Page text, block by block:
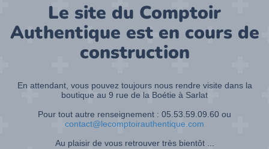
Le site du Comptoir
Authentique est en cours de
construction
En attendant, vous pouvez toujours nous rendre visite dans la
boutique au 9 rue de la Boétie à Sarlat
Pour tout autre renseignement : 05.53.59.09.60 ou
contact@lecomptoirauthentique.com
Au plaisir de vous retrouver très bientôt ...